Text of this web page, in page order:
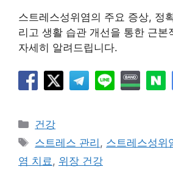
스트레스성위염의 주요 증상, 정
리고 생활 습관 개선을 통한 근본
자세히 알려드립니다.
카
테
리
건강
태
그
스트레스 관리 , 스트레스성위
염 치료, 위장 건강